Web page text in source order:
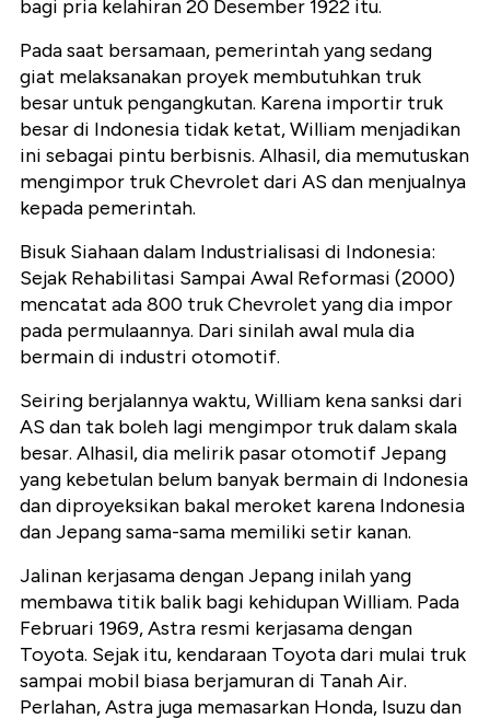
bagi pria kelahiran 20 Desember 1922 itu.
Pada saat bersamaan, pemerintah yang sedang
giat melaksanakan proyek membutuhkan truk
besar untuk pengangkutan. Karena importir truk
besar di Indonesia tidak ketat, William menjadikan
ini sebagai pintu berbisnis. Alhasil, dia memutuskan
mengimpor truk Chevrolet dari AS dan menjualnya
kepada pemerintah.
Bisuk Siahaan dalam Industrialisasi di Indonesia:
Sejak Rehabilitasi Sampai Awal Reformasi (2000)
mencatat ada 800 truk Chevrolet yang dia impor
pada permulaannya. Dari sinilah awal mula dia
bermain di industri otomotif.
Seiring berjalannya waktu, William kena sanksi dari
AS dan tak boleh lagi mengimpor truk dalam skala
besar. Alhasil, dia melirik pasar otomotif Jepang
yang kebetulan belum banyak bermain di Indonesia
dan diproyeksikan bakal meroket karena Indonesia
dan Jepang sama-sama memiliki setir kanan.
Jalinan kerjasama dengan Jepang inilah yang
membawa titik balik bagi kehidupan William. Pada
Februari 1969, Astra resmi kerjasama dengan
Toyota. Sejak itu, kendaraan Toyota dari mulai truk
sampai mobil biasa berjamuran di Tanah Air.
Perlahan, Astra juga memasarkan Honda, Isuzu dan